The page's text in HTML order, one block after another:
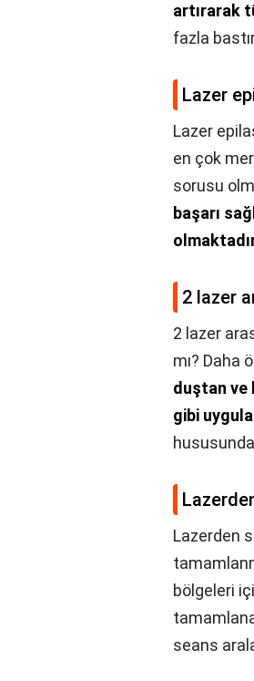
artırarak
fazla
Lazer
Lazer
en çok
sorusu
başarı
2 lazer
2 lazer
mı? Daha
duştan ve
gibi
Lazerden
bölgeleri
seans